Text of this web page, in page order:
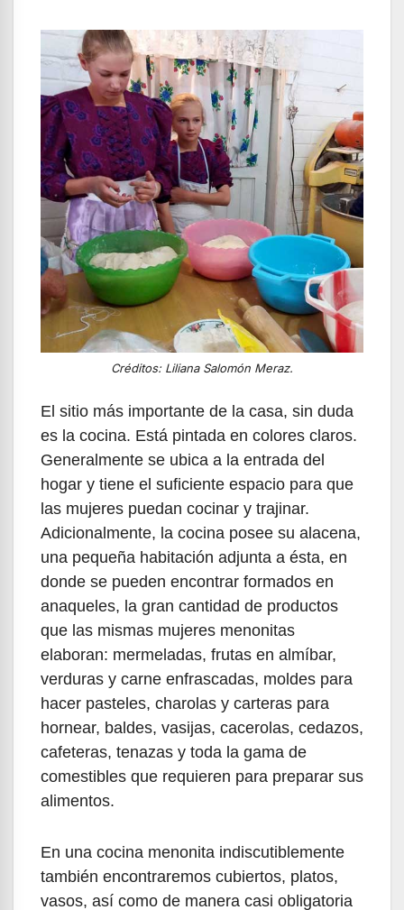
Créditos: Liliana Salomón Meraz.
El sitio más importante de la casa, sin duda
es la cocina. Está pintada en colores claros.
Generalmente se ubica a la entrada del
hogar y tiene el suficiente espacio para que
las mujeres puedan cocinar y trajinar.
Adicionalmente, la cocina posee su alacena,
una pequeña habitación adjunta a ésta, en
donde se pueden encontrar formados en
anaqueles, la gran cantidad de productos
que las mismas mujeres menonitas
elaboran: mermeladas, frutas en almíbar,
verduras y carne enfrascadas, moldes para
hacer pasteles, charolas y carteras para
hornear, baldes, vasijas, cacerolas, cedazos,
cafeteras, tenazas y toda la gama de
comestibles que requieren para preparar sus
alimentos.
En una cocina menonita indiscutiblemente
también encontraremos cubiertos, platos,
vasos, así como de manera casi obligatoria